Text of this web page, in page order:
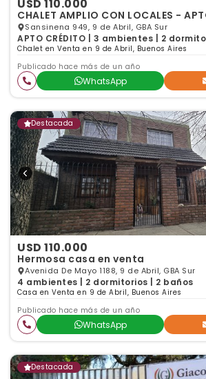
USD 110.000
CHALET AMPLIO CON LOCALES -
Sansinena 949, 9 de Abril, GBA Sur
APTO CRÉDITO | 3 ambientes | 2
Chalet en Venta en 9 de Abril, Buenos Aires
Publicado hace más de un año
WhatsApp
Destacada
USD 110.000
Hermosa casa en venta
Avenida De Mayo 1188, 9 de Abril, GBA Sur
4 ambientes | 2 dormitorios | 2 baños
Casa en Venta en 9 de Abril, Buenos Aires
Publicado hace más de un año
WhatsApp
Destacada